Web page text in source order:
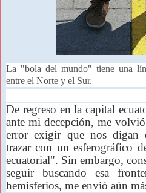
La "bola del mundo" tiene una
entre el Norte y el Sur.
De regreso en la capital
ante mi decepción, me
error exigir que nos digan
trazar con un esferográfico
ecuatorial". Sin embargo,
seguir buscando esa
hemisferios, me envió aún